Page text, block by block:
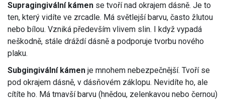
Supragingivální kámen se tvoří nad okrajem dásně. Je to
ten, který vidíte ve zrcadle. Má světlejší barvu, často žlutou
nebo bílou. Vzniká především vlivem slin. I když vypadá
neškodně, stále dráždí dásně a podporuje tvorbu nového
plaku.
Subgingivální kámen je mnohem nebezpečnější. Tvoří se
pod okrajem dásně, v dásňovém záklopu. Nevidíte ho, ale
cítíte ho. Má tmavší barvu (hnědou, zelenkavou nebo černou)